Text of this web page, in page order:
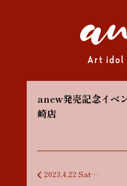
anew発売記念イベ
崎店
投稿ナビゲーション
2023.4.22 Sat ムン様からコンカフェを教わろう〜anewちゃん1日職場体験vol.1〜